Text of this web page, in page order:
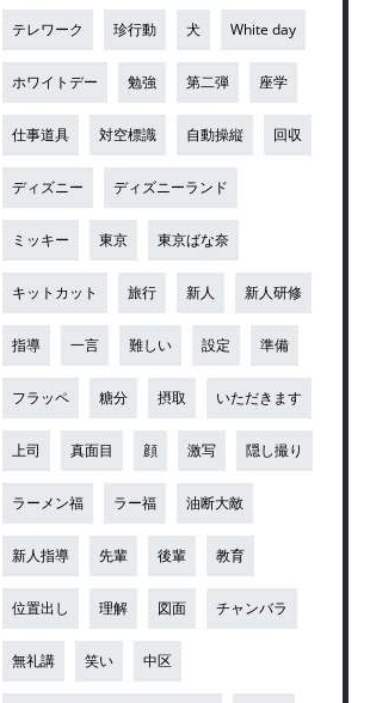
テレワーク 珍行動 犬 White day
ホワイトデー 勉強 第二弾 座学
仕事道具 対空標識 自動操縦 回収
ディズニー ディズニーランド
ミッキー 東京 東京ばな奈
キットカット 旅行 新人 新人研修
指導 一言 難しい 設定 準備
フラッペ 糖分 摂取 いただきます
上司 真面目 顔 激写 隠し撮り
ラーメン福 ラー福 油断大敵
新人指導 先輩 後輩 教育
位置出し 理解 図面 チャンバラ
無礼講 笑い 中区